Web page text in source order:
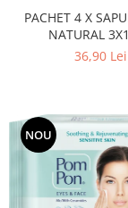
Tampoane si
Geluri si
Produse
Accesorii
Scutece adulti
Seturi cadou
PACHET 4 X
NATURAL
36,90 Lei
NOU